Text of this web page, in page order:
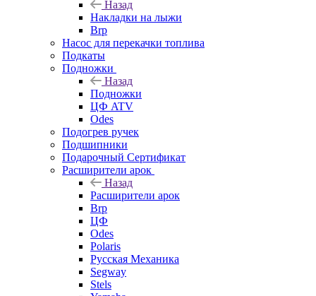
Назад
Накладки на лыжи
Brp
Насос для перекачки топлива
Подкаты
Подножки
Назад
Подножки
ЦФ ATV
Odes
Подогрев ручек
Подшипники
Подарочный Сертификат
Расширители арок
Назад
Расширители арок
Brp
ЦФ
Odes
Polaris
Русская Механика
Segway
Stels